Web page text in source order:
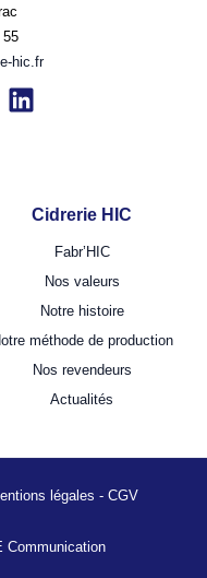
55
hic.fr
Cidrerie HIC
Fabr’HIC
Nos valeurs
Notre histoire
méthode de production
Nos revendeurs
Actualités
légales - CGV
Communication